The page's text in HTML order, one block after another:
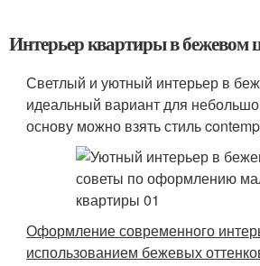
Интерьер квартиры в бежевом
Светлый и уютный интерьер в
идеальный вариант для
основу можно взять стиль
Оформление современного
использованием бежевых